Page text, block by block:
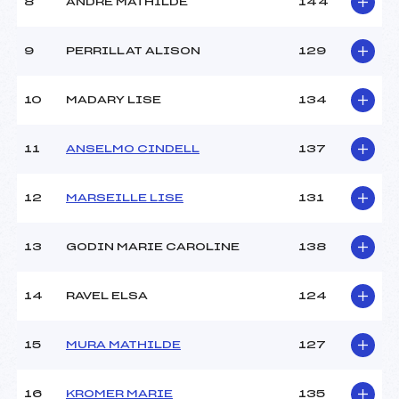
8 ANDRE MATHILDE 144
9 PERRILLAT ALISON 129
10 MADARY LISE 134
11 ANSELMO CINDELL 137
12 MARSEILLE LISE 131
13 GODIN MARIE CAROLINE 138
14 RAVEL ELSA 124
15 MURA MATHILDE 127
16 KROMER MARIE 135